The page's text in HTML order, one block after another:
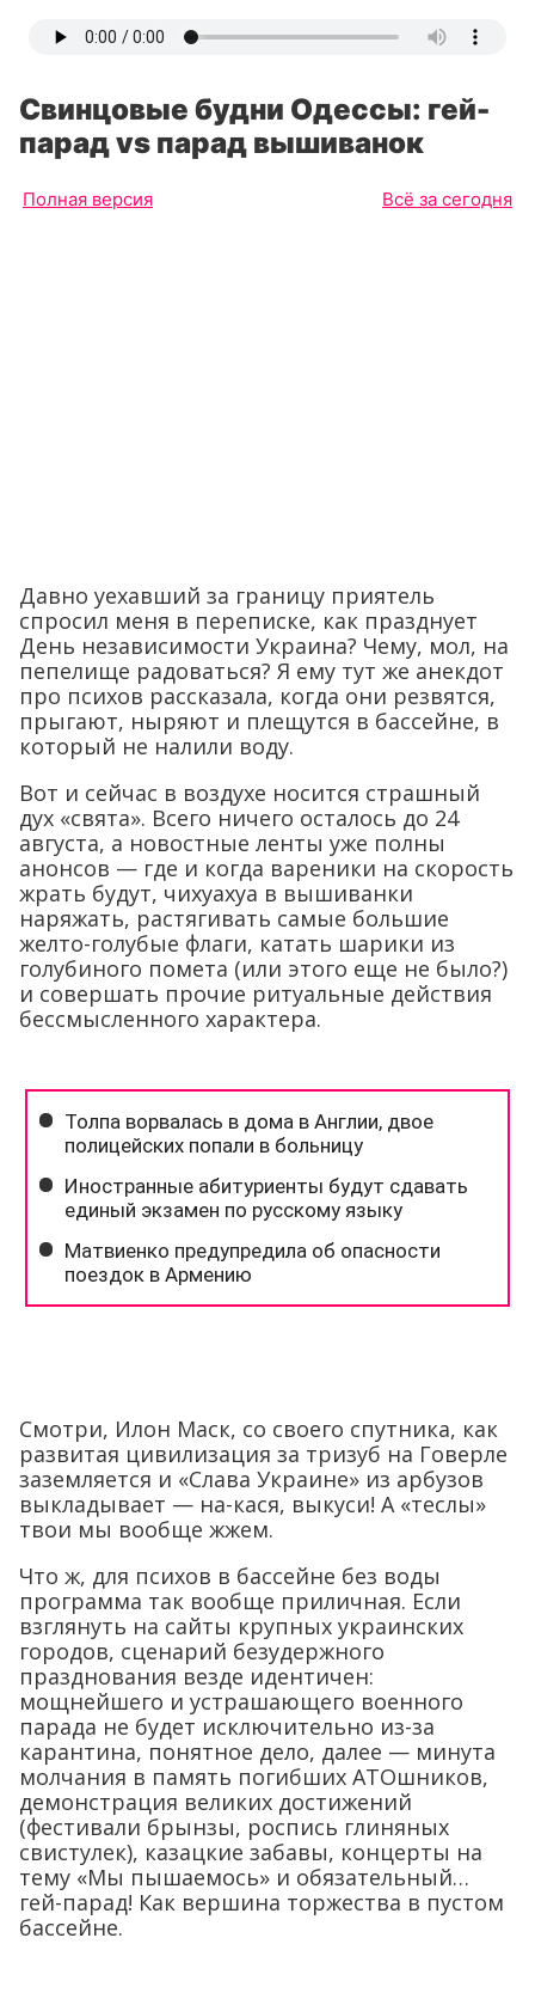
Свинцовые будни Одессы: гей-
парад vs парад вышиванок
Полная версия Всё за сегодня
Давно уехавший за границу приятель
спросил меня в переписке, как празднует
День независимости Украина? Чему, мол, на
пепелище радоваться? Я ему тут же анекдот
про психов рассказала, когда они резвятся,
прыгают, ныряют и плещутся в бассейне, в
который не налили воду.
Вот и сейчас в воздухе носится страшный
дух «свята». Всего ничего осталось до 24
августа, а новостные ленты уже полны
анонсов — где и когда вареники на скорость
жрать будут, чихуахуа в вышиванки
наряжать, растягивать самые большие
желто-голубые флаги, катать шарики из
голубиного помета (или этого еще не было?)
и совершать прочие ритуальные действия
бессмысленного характера.
Смотри, Илон Маск, со своего спутника, как
развитая цивилизация за тризуб на Говерле
заземляется и «Слава Украине» из арбузов
выкладывает — на-кася, выкуси! А «теслы»
твои мы вообще жжем.
Что ж, для психов в бассейне без воды
программа так вообще приличная. Если
взглянуть на сайты крупных украинских
городов, сценарий безудержного
празднования везде идентичен:
мощнейшего и устрашающего военного
парада не будет исключительно из-за
карантина, понятное дело, далее — минута
молчания в память погибших АТОшников,
демонстрация великих достижений
(фестивали брынзы, роспись глиняных
свистулек), казацкие забавы, концерты на
тему «Мы пышаемось» и обязательный…
гей-парад! Как вершина торжества в пустом
бассейне.